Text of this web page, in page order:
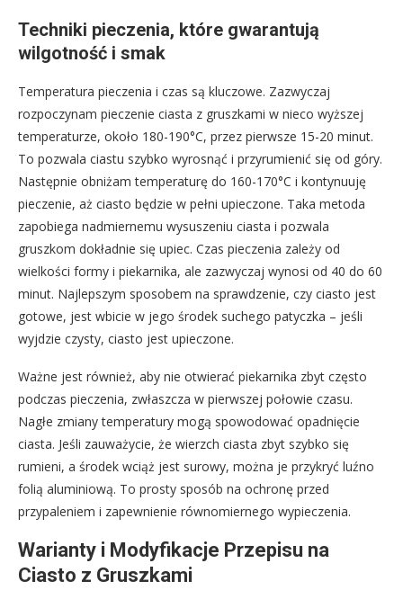
Techniki pieczenia, które gwarantują
wilgotność i smak
Temperatura pieczenia i czas są kluczowe. Zazwyczaj
rozpoczynam pieczenie ciasta z gruszkami w nieco wyższej
temperaturze, około 180-190°C, przez pierwsze 15-20 minut.
To pozwala ciastu szybko wyrosnąć i przyrumienić się od góry.
Następnie obniżam temperaturę do 160-170°C i kontynuuję
pieczenie, aż ciasto będzie w pełni upieczone. Taka metoda
zapobiega nadmiernemu wysuszeniu ciasta i pozwala
gruszkom dokładnie się upiec. Czas pieczenia zależy od
wielkości formy i piekarnika, ale zazwyczaj wynosi od 40 do 60
minut. Najlepszym sposobem na sprawdzenie, czy ciasto jest
gotowe, jest wbicie w jego środek suchego patyczka – jeśli
wyjdzie czysty, ciasto jest upieczone.
Ważne jest również, aby nie otwierać piekarnika zbyt często
podczas pieczenia, zwłaszcza w pierwszej połowie czasu.
Nagłe zmiany temperatury mogą spowodować opadnięcie
ciasta. Jeśli zauważycie, że wierzch ciasta zbyt szybko się
rumieni, a środek wciąż jest surowy, można je przykryć luźno
folią aluminiową. To prosty sposób na ochronę przed
przypaleniem i zapewnienie równomiernego wypieczenia.
Warianty i Modyfikacje Przepisu na
Ciasto z Gruszkami